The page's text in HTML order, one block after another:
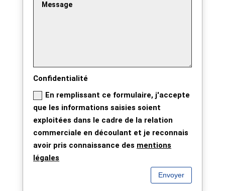
Confidentialité
En remplissant ce formulaire, j'accepte
que les informations saisies soient
exploitées dans le cadre de la relation
commerciale en découlant et je reconnais
avoir pris connaissance des mentions
légales
Envoyer